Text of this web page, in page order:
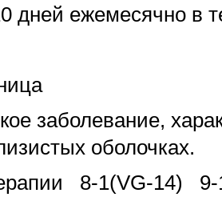
дней ежемесячно в
заболевание,
оболочках.
8-1(VG-14)